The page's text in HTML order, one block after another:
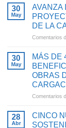
30
May
AVANZA
DE LA
Comentarios
30
May
MÁS DE
OBRAS
Comentarios
28
Abr
CINCO